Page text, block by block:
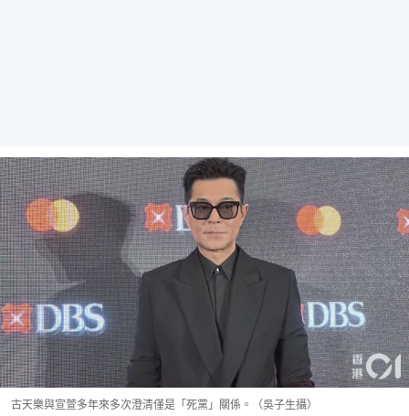
古天樂與宣萱多年來多次澄清僅是「死黨」關係。（吳子生攝）